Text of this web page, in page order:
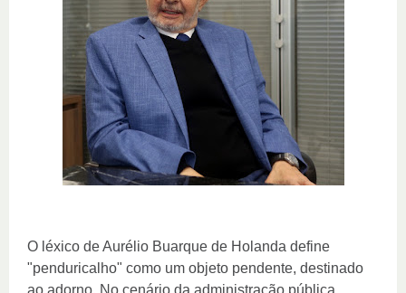
O léxico de Aurélio Buarque de Holanda define
"penduricalho" como um objeto pendente, destinado
ao adorno. No cenário da administração pública